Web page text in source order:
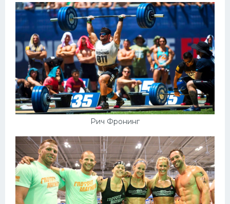
Рич Фронинг